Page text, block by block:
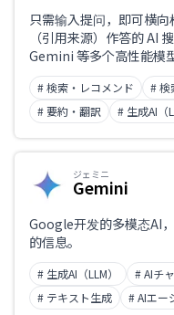
只需输入提问，即可横
（引用来源）作答的 AI
Gemini 等多个高性能模
Search 的深度调研，以
能。同样完整支持中文。
# 検索・レコメンド # 検
# 要約・翻訳
# 生成AI（
ジェミニ
Gemini
Google开发的多模态AI
的信息。
# 生成AI（LLM） # AIチ
# テキスト生成
# AIエー